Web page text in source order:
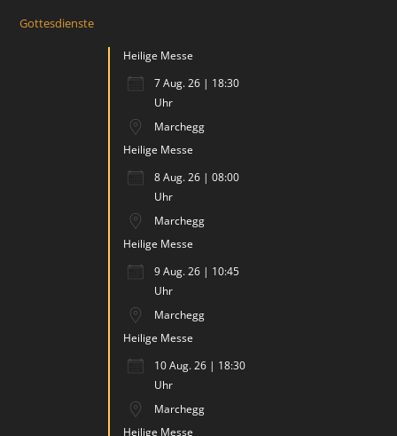
Gottesdienste
Heilige Messe
7 Aug. 26 | 18:30
Uhr
Marchegg
Heilige Messe
8 Aug. 26 | 08:00
Uhr
Marchegg
Heilige Messe
9 Aug. 26 | 10:45
Uhr
Marchegg
Heilige Messe
10 Aug. 26 | 18:30
Uhr
Marchegg
Heilige Messe